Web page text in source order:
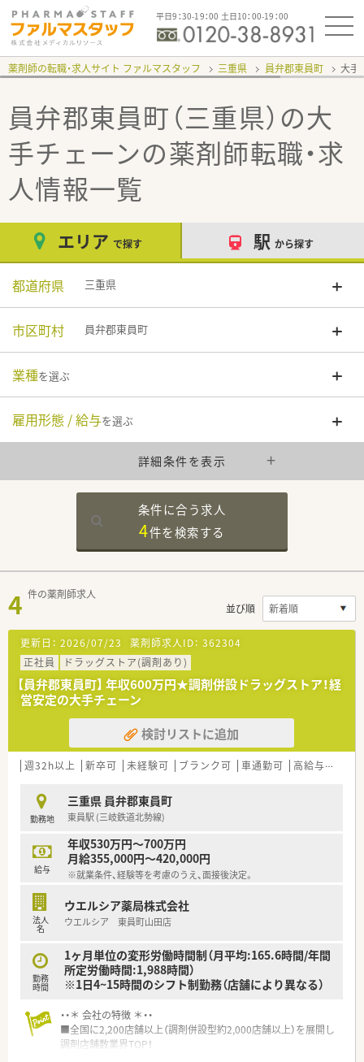
平日9：30-19：00 土日10：00-19：00
薬剤師の転職・求人サイト ファルマスタッフ 三重県 員弁郡東員町 大手
員弁郡東員町（三重県）の大
手チェーンの薬剤師転職・求
人情報一覧
エリア で探す 駅 から探す
都道府県 三重県
市区町村 員弁郡東員町
業種を選ぶ
雇用形態 / 給与を選ぶ
詳細条件を表示
条件に合う求人
4件を検索する
4 件の薬剤師求人
並び順
更新日： 2026/07/23 薬剤師求人ID： 362304
正社員
ドラッグストア(調剤あり)
【員弁郡東員町】 年収600万円★調剤併設ドラッグストア！経
営安定の大手チェーン
検討リストに追加
週32h以上 新卒可 未経験可 ブランク可 車通勤可 高給与(600万円以上)
勤務地
三重県 員弁郡東員町
東員駅 (三岐鉄道北勢線)
給与
年収530万円～700万円
月給355,000円～420,000円
※就業条件、経験等を考慮のうえ、面接後決定。
法人
名
ウエルシア薬局株式会社
ウエルシア 東員町山田店
勤務
時間
1ヶ月単位の変形労働時間制（月平均:165.6時間/年間
所定労働時間:1,988時間）
※1日4~15時間のシフト制勤務（店舗により異なる）
・・＊ 会社の特徴 ＊・・
■全国に2,200店舗以上（調剤併設型約2,000店舗以上）を展開し
調剤店舗数業界TOP！